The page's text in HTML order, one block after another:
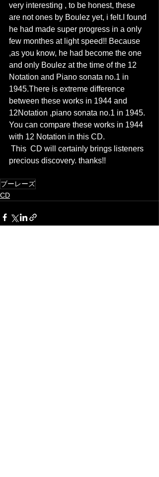
very interesting , to be honest, these
are not ones by Boulez yet, i felt.I found
he had made super progress in a only
few monthes at light speed!! Because
,as you know, he had become the one
and only Boulez at the time of the 12
Notation and Piano sonata no.1 in
1945.There is extreme difference
between these works in 1944 and
12Notation ,piano sonata no.1 in 1945.
You can compare these works in 1944
with 12 Notation in this CD.
precious discovery. thanks!!
ブーレーズ
CD